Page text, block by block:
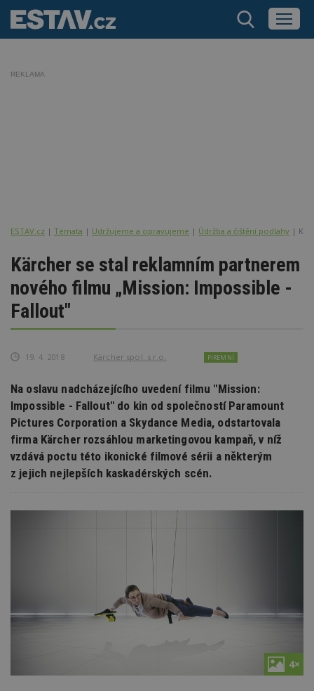
REKLAMA
ESTAV.cz Témata Udržujeme a opravujeme Údržba a čištění podlahy
Kärcher se stal reklamním partnerem
nového filmu „Mission: Impossible -
Fallout"
19. 4. 2018 Kärcher spol. s r.o. FIREMNÍ
Na oslavu nadcházejícího uvedení filmu "Mission:
Impossible - Fallout" do kin od společností Paramount
Pictures Corporation a Skydance Media, odstartovala
firma Kärcher rozsáhlou marketingovou kampaň, v níž
vzdává poctu této ikonické filmové sérii a některým
z jejich nejlepších kaskadérských scén.
4×